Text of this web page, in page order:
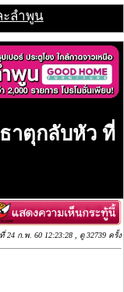
ะลำพูน
ธาตุกลับหัว ที่
24 ก.พ. 60 12:23:28 , ดู 32739 ครั้ง